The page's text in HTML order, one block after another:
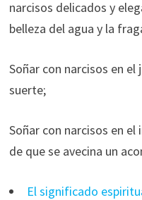
narcisos delicados y
belleza del agua y la
Soñar con narcisos en
suerte;
Soñar con narcisos en
de que se avecina un
El significado